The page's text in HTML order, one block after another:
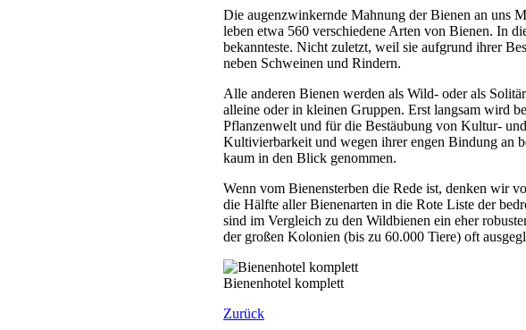
Die augenzwinkernde Mahnung der Bienen an uns
leben etwa 560 verschiedene Arten von Bienen. In
bekannteste. Nicht zuletzt, weil sie aufgrund ihrer
neben Schweinen und Rindern.
Alle anderen Bienen werden als Wild- oder als
alleine oder in kleinen Gruppen. Erst langsam wird
Pflanzenwelt und für die Bestäubung von Kultur-
Kultivierbarkeit und wegen ihrer engen Bindung an
kaum in den Blick genommen.
Wenn vom Bienensterben die Rede ist, denken wir
die Hälfte aller Bienenarten in die Rote Liste der
sind im Vergleich zu den Wildbienen ein eher
der großen Kolonien (bis zu 60.000 Tiere) oft
Bienenhotel komplett
Zurück